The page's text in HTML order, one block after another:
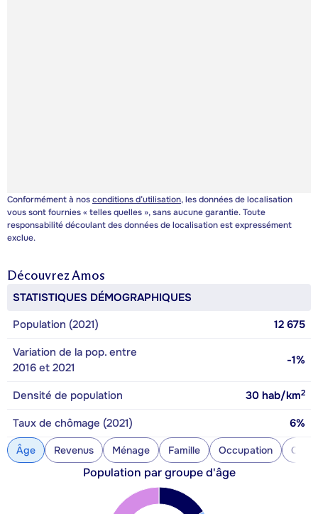
Conformément à nosconditions d’utilisation, les données de localisation
vous sont fournies « telles quelles », sans aucune garantie. Toute
responsabilité découlant des données de localisation est expressément
exclue.
DécouvrezAmos
STATISTIQUES DÉMOGRAPHIQUES
Population (2021)
12 675
Variation de la pop. entre
2016 et 2021
-1%
Densité de population 30 hab/km2
Taux de chômage (2021) 6%
Âge Revenus Ménage Famille Occupation
Population par groupe d'âge